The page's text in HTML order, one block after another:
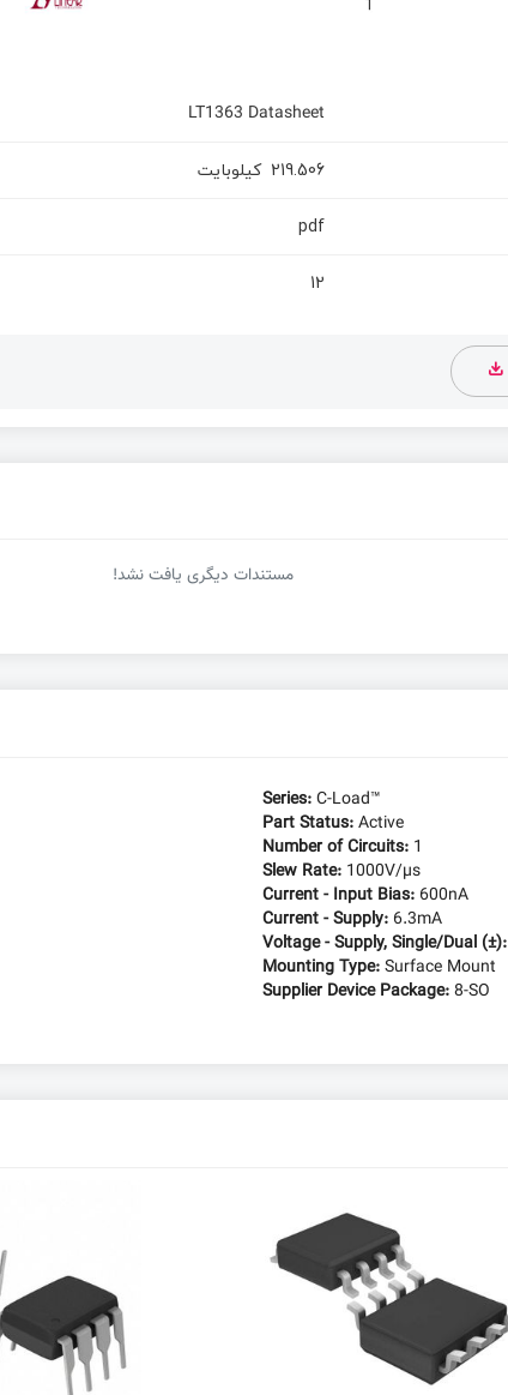
LT1363 Datasheet
219.506 کیلوبایت
pdf
12
مستندات دیگری یافت نشد!
Series:C-Load™
Part Status:Active
Number of Circuits: 1
Slew Rate: 1000V/µs
Current - Input Bias: 600nA
Current - Supply: 6.3mA
Voltage - Supply, Single/Dual (±):
Mounting Type:Surface Mount
Supplier Device Package:8-SO